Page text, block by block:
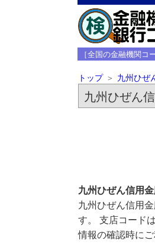
［全国の金融機関コ
トップ 九州ひぜ
九州ひぜん
九州ひぜん信用
九州ひぜん信用
す。 支店コード
情報の確認時にご